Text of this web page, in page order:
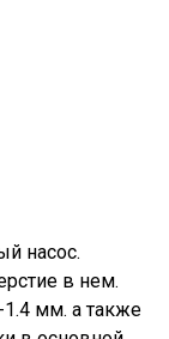
насос.
в нем.
мм. а также